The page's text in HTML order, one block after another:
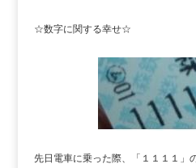
☆数字に関する幸せ☆
先日電車に乗った際、「１１１１」